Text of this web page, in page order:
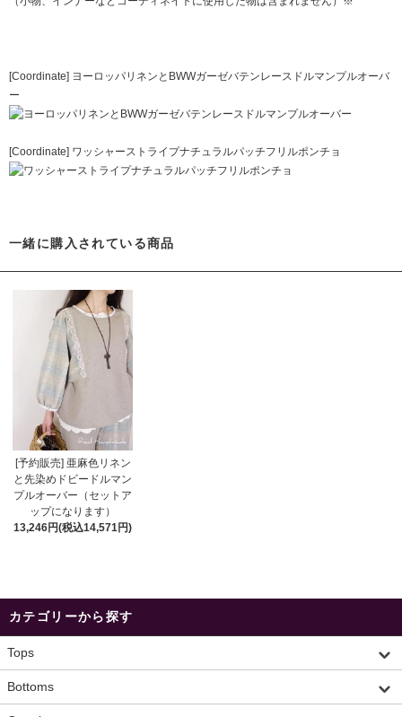
[Coordinate] ヨーロッパリネンとBWWガーゼバテンレースドルマンプルオーバ
ー
[Coordinate] ワッシャーストライプナチュラルパッチフリルポンチョ
一緒に購入されている商品
[予約販売] 亜麻色リネン
と先染めドビードルマン
プルオーバー（セットア
ップになります）
13,246円(税込14,571円)
カテゴリーから探す
Tops
Bottoms